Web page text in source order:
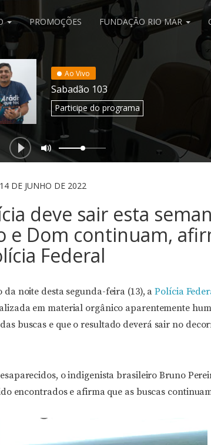
PROMOÇÕES FUNDAÇÃO RIO MAR
Ao Vivo
Sabadão 103
Participedo programa
14 DE JUNHO DE 2022
deve sair esta
e Dom continuam,
Federal
noite desta segunda-feira (13), aPolícia
em material orgânico aparentemente
buscas e que o resultado deverá sair no
o indigenista brasileiro Bruno
encontrados e afirma que as buscas